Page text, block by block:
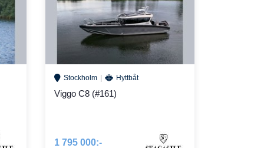
Stockholm Hyttbåt
Viggo C8 (#161)
1 795 000:-